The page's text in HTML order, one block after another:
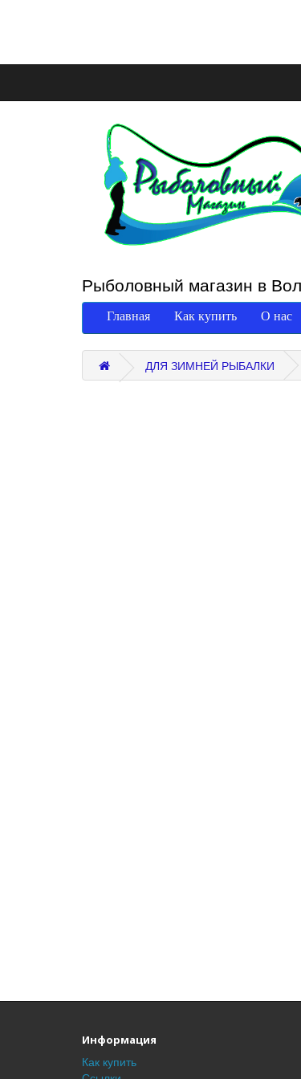
Рыболовный магазин в
Главная Как купить О нас
ДЛЯ ЗИМНЕЙ РЫБАЛКИ
Информация
Как купить